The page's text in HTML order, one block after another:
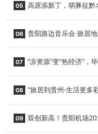
05 高原添新丁，萌豚征黔
06 贵阳路边音乐会·旅居
07 “凉资源”变“热经济”，
08 “旅居到贵州·生活更多
09 双创新高！贵阳机场